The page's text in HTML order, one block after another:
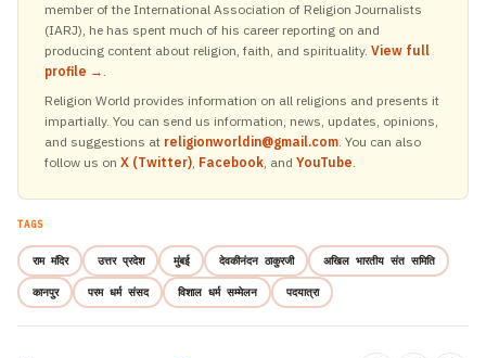
member of the International Association of Religion Journalists
(IARJ), he has spent much of his career reporting on and
producing content about religion, faith, and spirituality. View full
profile → .
Religion World provides information on all religions and presents it
impartially. You can send us information, news, updates, opinions,
and suggestions at religionworldin@gmail.com. You can also
follow us on X (Twitter), Facebook, and YouTube.
TAGS
राम मंदिर उत्तर प्रदेश मुंबई देवकीनंदन ठाकुरजी अखिल भारतीय संत समिति
कानपुर परम धर्म संसद विशाल धर्म सम्मेलन पदयात्रा